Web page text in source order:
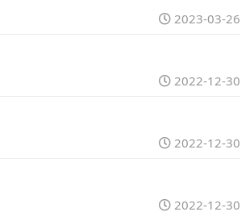
2023-03-26
2022-12-30
2022-12-30
2022-12-30